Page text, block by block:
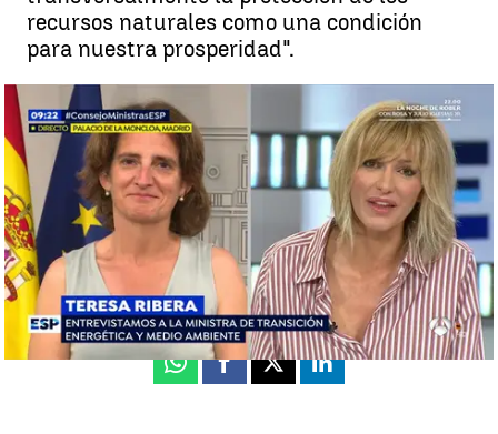
recursos naturales como una condición
para nuestra prosperidad".
Ribera, ministra de Transición Energética y Medio Ambiente: "El
recibo de la luz refleja cosas que hay que revisar y actualizar" |
antena3.com
Antena 3 Noticias Madrid
Publicado:08 de junio de 2018, 10:03
Whatsapp
Facebook
X Linkedin